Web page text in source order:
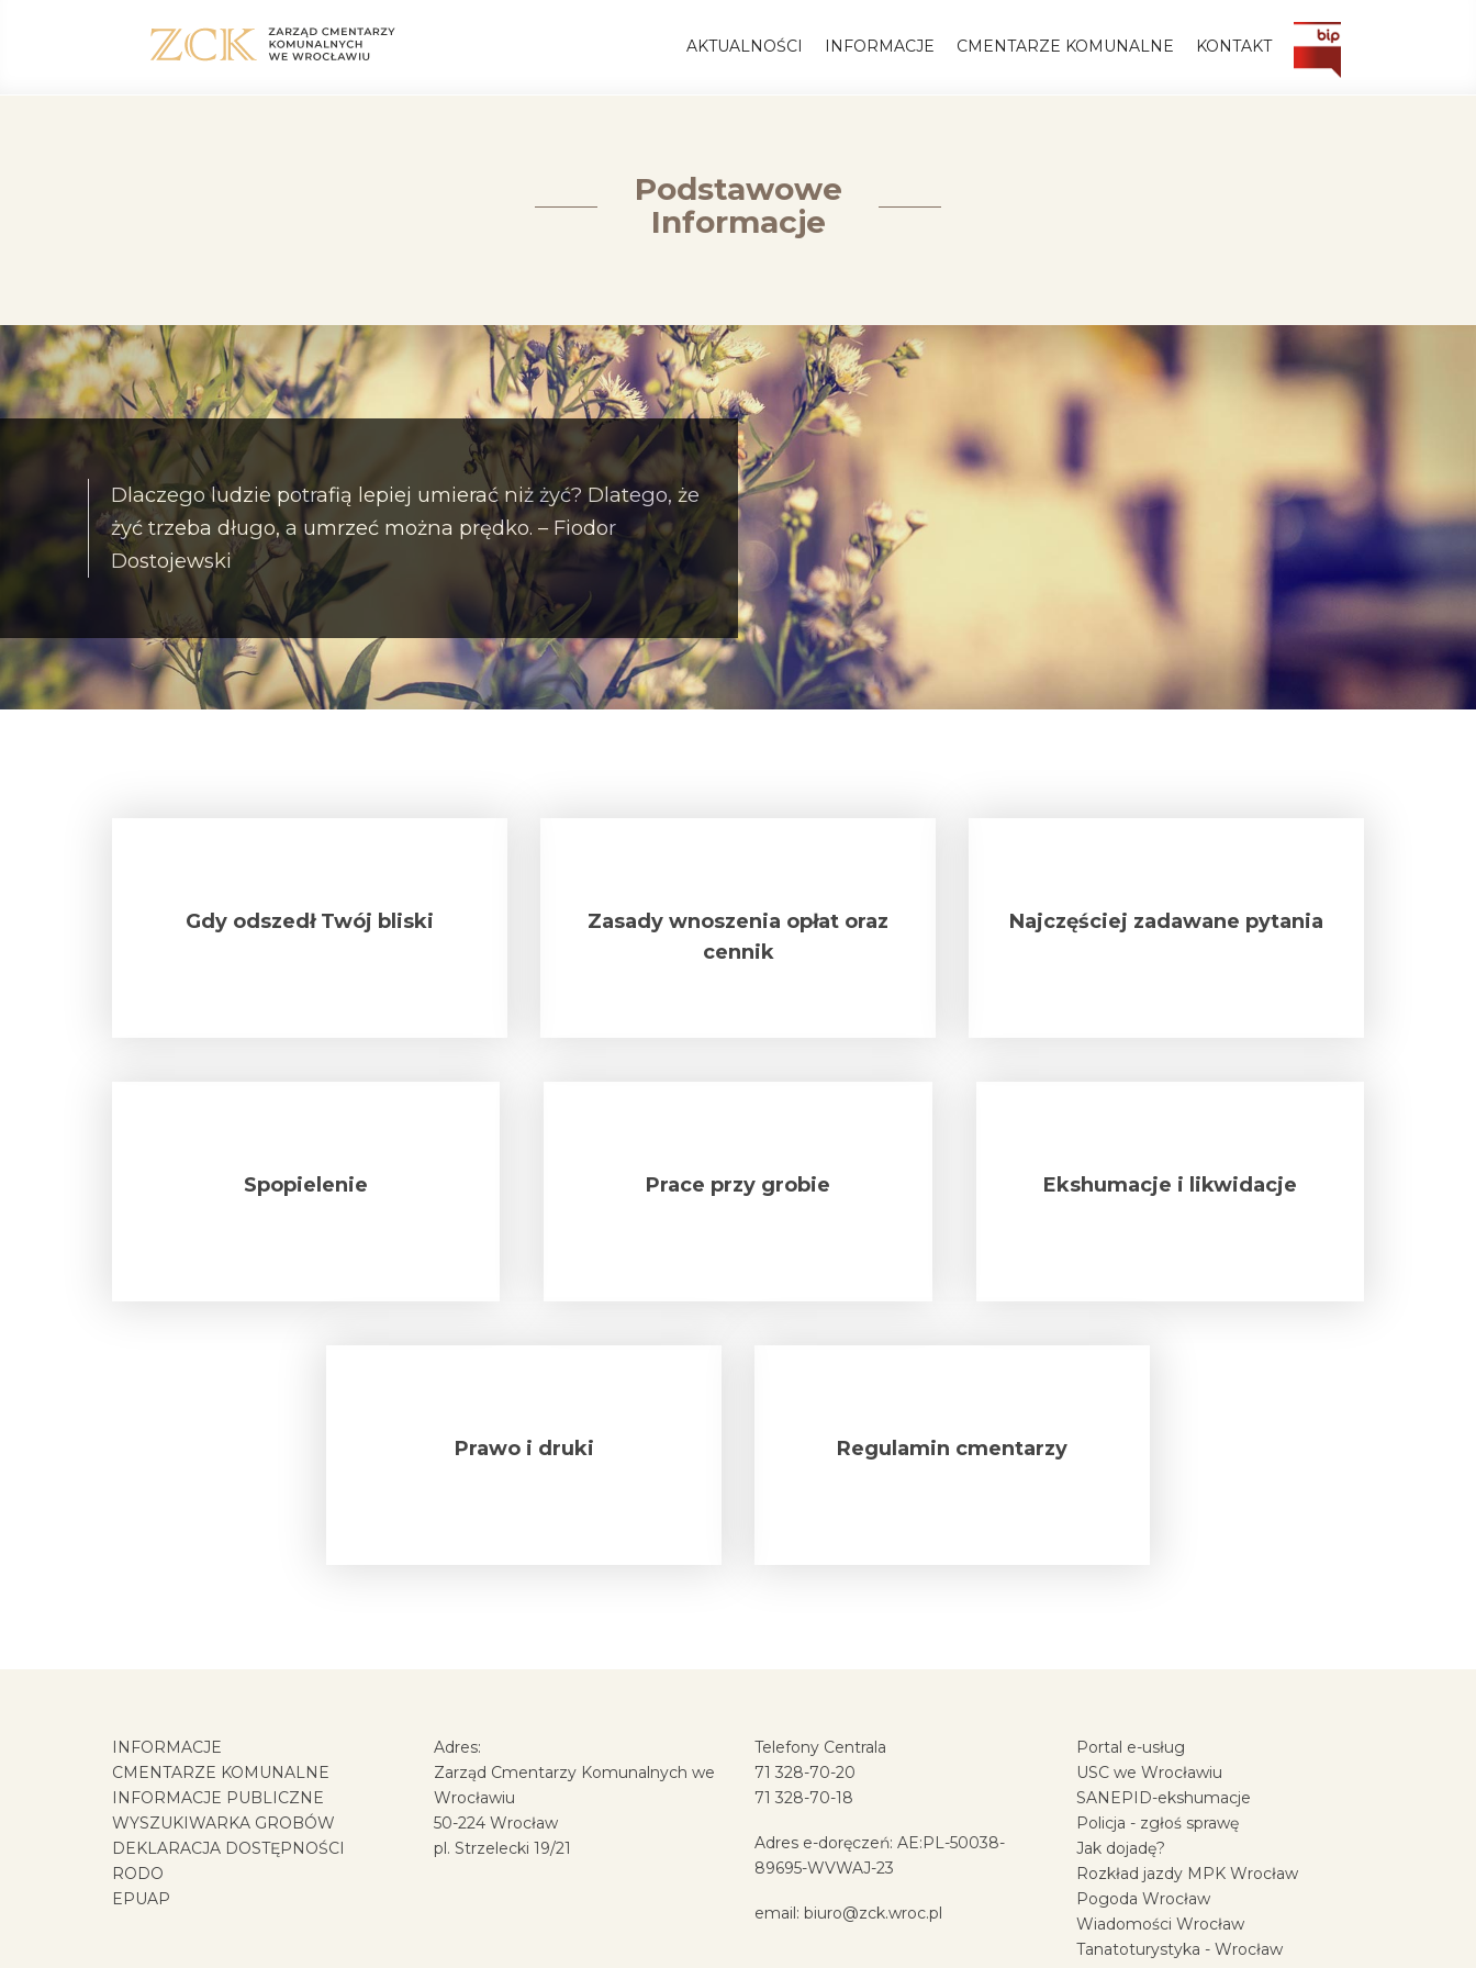
AKTUALNOŚCI INFORMACJE CMENTARZE KOMUNALNE KONTAKT
Podstawowe
Informacje
Dlaczego ludzie potrafią lepiej umierać niż żyć? Dlatego, że
żyć trzeba długo, a umrzeć można prędko. – Fiodor
Dostojewski
Gdy odszedł Twój bliski
Zasady wnoszenia opłat oraz
cennik
Najczęściej zadawane pytania
Spopielenie Prace przy grobie Ekshumacje i likwidacje
Prawo i druki Regulamin cmentarzy
INFORMACJE
CMENTARZE KOMUNALNE
INFORMACJE PUBLICZNE
WYSZUKIWARKA GROBÓW
DEKLARACJA DOSTĘPNOŚCI
RODO
EPUAP
Adres:
Zarząd Cmentarzy Komunalnych we
Wrocławiu
50-224 Wrocław
pl. Strzelecki 19/21
Telefony Centrala
71 328-70-20
71 328-70-18
Adres e-doręczeń: AE:PL-50038-
89695-WVWAJ-23
email: biuro@zck.wroc.pl
Portal e-usług
USC we Wrocławiu
SANEPID-ekshumacje
Policja - zgłoś sprawę
Jak dojadę?
Rozkład jazdy MPK Wrocław
Pogoda Wrocław
Wiadomości Wrocław
Tanatoturystyka - Wrocław